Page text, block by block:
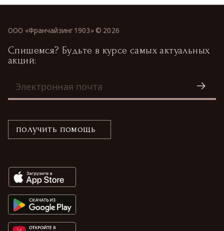
ООО «Франчайзинг 1903» © 2026
Спишемся? Будьте в курсе самых актуальных
акций:
получить помощь